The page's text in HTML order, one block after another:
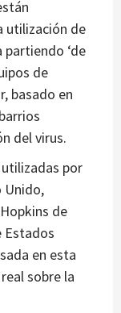
utilización de
‘de
de
basado en
del virus.
por
Unido,
de
Estados
en esta
sobre la